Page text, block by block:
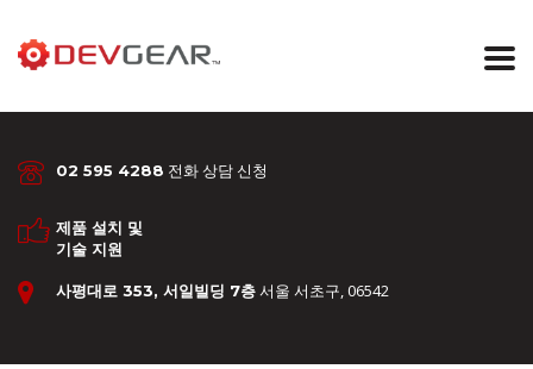
02 595 4288 전화 상담 신청
제품 설치 및
기술 지원
사평대로 353, 서일빌딩 7층서울 서초구, 06542